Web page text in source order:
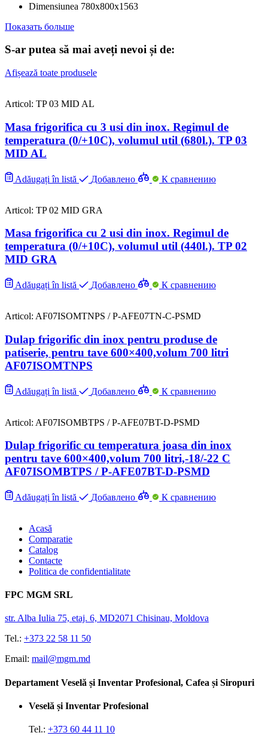
Dimensiunea 780x800x1563
Показать больше
S-ar putea să mai aveți nevoi și de:
Afișează toate produsele
Articol: TP 03 MID AL
Masa frigorifica cu 3 usi din inox. Regimul de
temperatura (0/+10C), volumul util (680l.). TP 03
MID AL
Adăugați în listă Добавлено К сравнению
Articol: TP 02 MID GRA
Masa frigorifica cu 2 usi din inox. Regimul de
temperatura (0/+10C), volumul util (440l.). TP 02
MID GRA
Adăugați în listă Добавлено К сравнению
Articol: AF07ISOMTNPS / P-AFE07TN-C-PSMD
Dulap frigorific din inox pentru produse de
patiserie, pentru tave 600×400,volum 700 litri
AF07ISOMTNPS
Adăugați în listă Добавлено К сравнению
Articol: AF07ISOMBTPS / P-AFE07BT-D-PSMD
Dulap frigorific cu temperatura joasa din inox
pentru tave 600×400,volum 700 litri,-18/-22 C
AF07ISOMBTPS / P-AFE07BT-D-PSMD
Adăugați în listă Добавлено К сравнению
Acasă
Comparatie
Catalog
Contacte
Politica de confidentialitate
FPC MGM SRL
str. Alba Iulia 75, etaj. 6, MD2071 Chisinau, Moldova
Tel.: +373 22 58 11 50
Email: mail@mgm.md
Departament Veselă și Inventar Profesional, Cafea și Siropuri
Veselă și Inventar Profesional
Tel.: +373 60 44 11 10